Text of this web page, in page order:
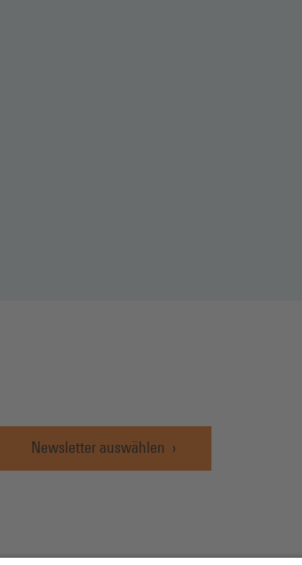
Newsletter auswählen